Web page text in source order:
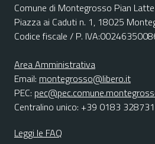
Comune di Montegrosso Pian Latte
Piazza ai Caduti n. 1, 18025
Codice fiscale / P.
Area Amministrativa
Email: montegrosso@libero.it
PEC:
Centralino unico: +39 0183 328731
Leggi le FAQ